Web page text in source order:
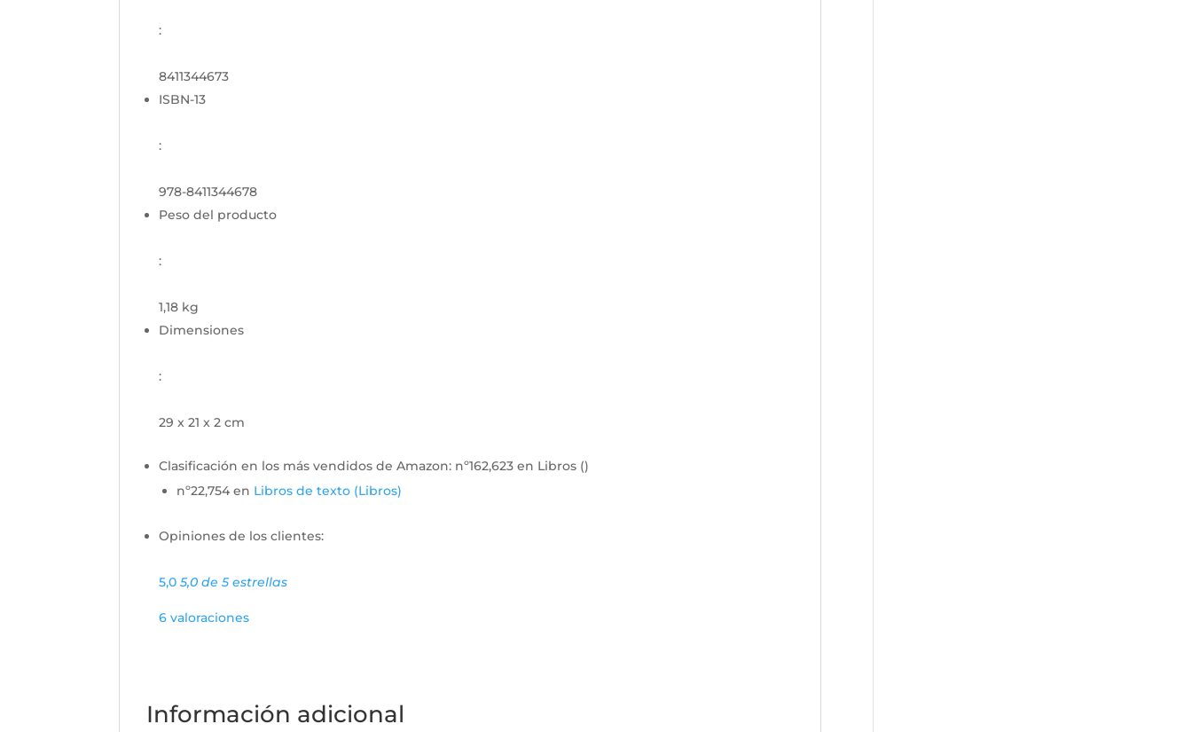
:
8411344673
ISBN-13
:
978-8411344678
Peso del producto
:
1,18 kg
Dimensiones
:
29 x 21 x 2 cm
Clasificación en los más vendidos de Amazon: nº162,623 en Libros ()
nº22,754 en Libros de texto (Libros)
Opiniones de los clientes:
5,05,0 de 5 estrellas
6 valoraciones
Información adicional